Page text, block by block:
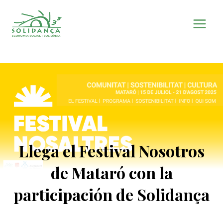
contenido
Llega el Festival Nosotros
de Mataró con la
participación de Solidança